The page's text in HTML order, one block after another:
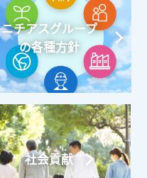
ニチアスグループ
の各種方針
社会貢献